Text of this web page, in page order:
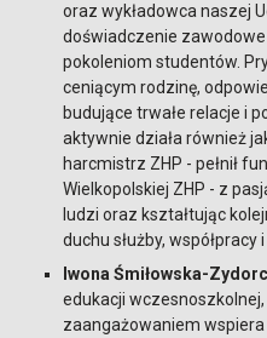
oraz wykładowca naszej
doświadczenie
pokoleniom studentów.
ceniącym rodzinę,
budujące trwałe relacje i
aktywnie działa również
harcmistrz ZHP - pełnił
Wielkopolskiej ZHP - z
ludzi oraz kształtując
duchu służby, współpracy
Iwona Śmiłowska-
edukacji
zaangażowaniem